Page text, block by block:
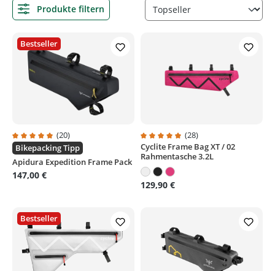
Produkte filtern
Durchschnittliche Bewertung von 4.9 von 5 Sternen
(20)
Bikepacking Tipp
Bestseller
Apidura Expedition Frame Pack
147,00 €
Durchschnittliche Bewertung
(28)
Cyclite Frame Bag XT / 02
Rahmentasche 3.2L
129,90 €
Bestseller